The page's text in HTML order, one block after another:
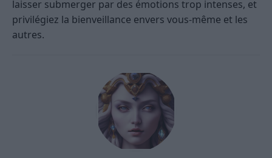
laisser submerger par des émotions trop intenses, et
privilégiez la bienveillance envers vous-même et les
autres.